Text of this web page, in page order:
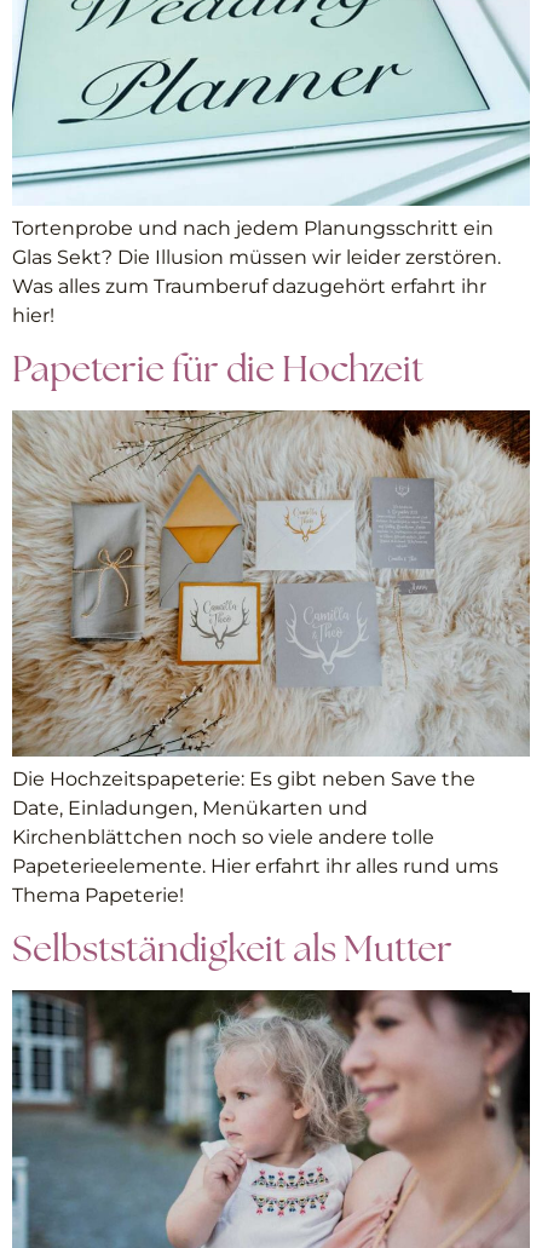
Tortenprobe und nach jedem Planungsschritt ein
Glas Sekt? Die Illusion müssen wir leider zerstören.
Was alles zum Traumberuf dazugehört erfahrt ihr
hier!
Papeterie für die Hochzeit
Die Hochzeitspapeterie: Es gibt neben Save the
Date, Einladungen, Menükarten und
Kirchenblättchen noch so viele andere tolle
Papeterieelemente. Hier erfahrt ihr alles rund ums
Thema Papeterie!
Selbstständigkeit als Mutter